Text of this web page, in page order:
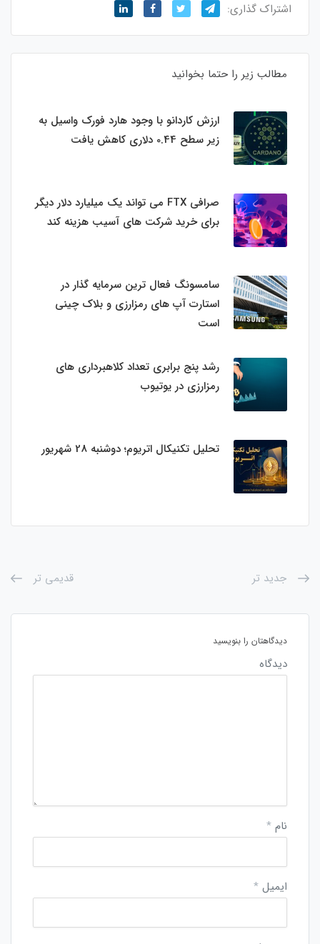
اشتراک گذاری:
مطالب زیر را حتما بخوانید
ارزش کاردانو با وجود هارد فورک واسیل به
زیر سطح 0.44 دلاری کاهش یافت
صرافی FTX می تواند یک میلیارد دلار دیگر
برای خرید شرکت های آسیب هزینه کند
سامسونگ فعال‌ ترین سرمایه‌ گذار در
استارت‌ آپ‌ های رمزارزی و بلاک چینی
است
رشد پنج برابری تعداد کلاهبرداری های
رمزارزی در یوتیوب
تحلیل تکنیکال اتریوم؛ دوشنبه 28 شهریور
جدید تر قدیمی تر
دیدگاهتان را بنویسید
دیدگاه
نام *
ایمیل *